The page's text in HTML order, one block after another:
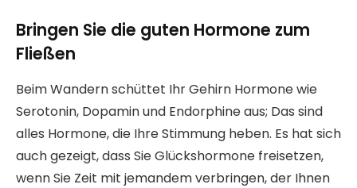
Bringen Sie die guten Hormone zum
Fließen
Beim Wandern schüttet Ihr Gehirn Hormone wie
Serotonin, Dopamin und Endorphine aus; Das sind
alles Hormone, die Ihre Stimmung heben. Es hat sich
auch gezeigt, dass Sie Glückshormone freisetzen,
wenn Sie Zeit mit jemandem verbringen, der Ihnen